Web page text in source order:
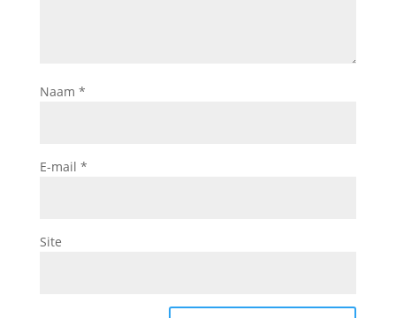
Naam *
E-mail *
Site